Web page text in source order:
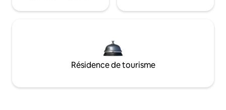
Résidence de tourisme